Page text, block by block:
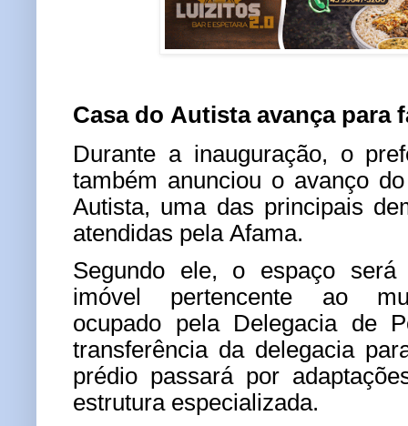
Casa do Autista avança para
Durante a inauguração, o
também anunciou o avanço
Autista, uma das principais
atendidas pela Afama.
Segundo ele, o espaço
imóvel pertencente ao
ocupado pela Delegacia de
transferência da delegacia
prédio passará por
estrutura especializada.